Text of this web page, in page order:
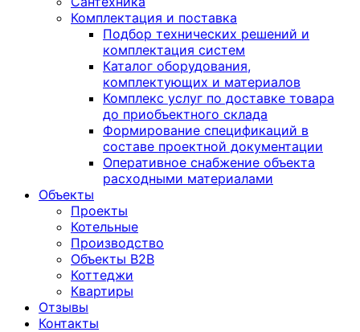
Комплектация и поставка
Подбор технических решений и
комплектация систем
Каталог оборудования,
комплектующих и материалов
Комплекс услуг по доставке товара
до приобъектного склада
Формирование спецификаций в
составе проектной документации
Оперативное снабжение объекта
расходными материалами
Объекты
Проекты
Котельные
Производство
Объекты В2В
Коттеджи
Квартиры
Отзывы
Контакты